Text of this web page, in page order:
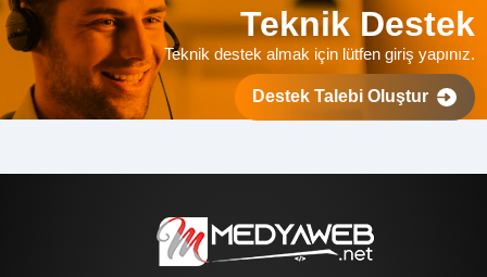
Teknik Destek
Teknik destek almak için lütfen giriş yapınız.
Destek Talebi Oluştur